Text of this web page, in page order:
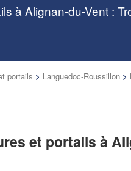
à Alignan-du-Vent :
portails > Languedoc-Roussillon >
et portails à